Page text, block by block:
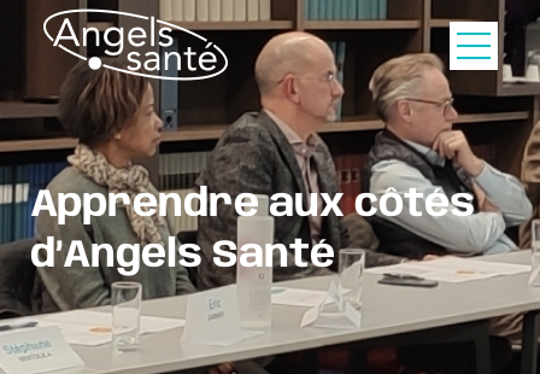
Apprendre aux côtés
d’Angels Santé